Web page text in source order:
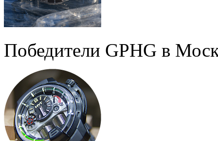
Победители GPHG в